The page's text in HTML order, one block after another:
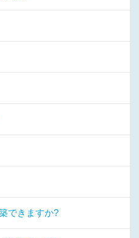
できますか?